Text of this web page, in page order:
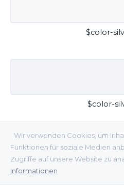
Wir verwenden Cookies, um
Funktionen für soziale Medien
Zugriffe auf unsere Website zu
Informationen
$color-
$color-